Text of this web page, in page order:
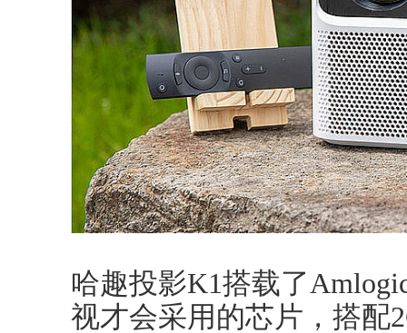
哈趣投影K1搭载了
视才会采用的芯片，搭配